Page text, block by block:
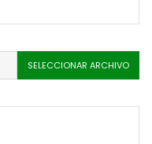
SELECCIONAR ARCHIVO